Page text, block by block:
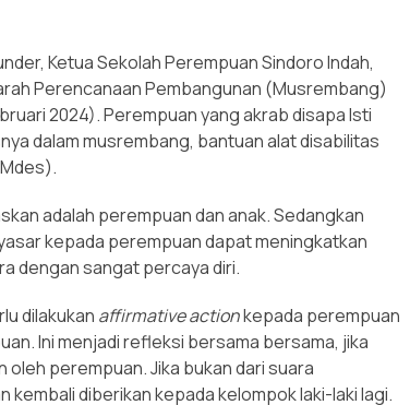
Ketua Sekolah Perempuan Sindoro Indah,
Perencanaan Pembangunan (Musrembang)
2024). Perempuan yang akrab disapa Isti
dalam musrembang, bantuan alat disabilitas
adalah perempuan dan anak. Sedangkan
kepada perempuan dapat meningkatkan
dengan sangat percaya diri.
dilakukan affirmative actionkepada perempuan
Ini menjadi refleksi bersama bersama, jika
perempuan. Jika bukan dari suara
diberikan kepada kelompok laki-laki lagi.